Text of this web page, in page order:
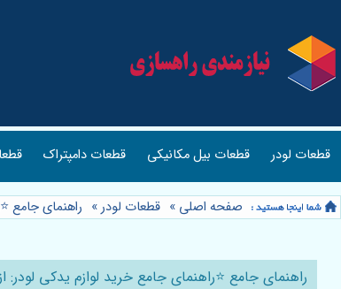
قطعات لودر قطعات بیل مکانیکی قطعات دامپتراک
صفحه اصلی » قطعات لودر» راهنمای جامع
راهنمای جامع ⭐️راهنمای جامع خرید لوازم یدکی